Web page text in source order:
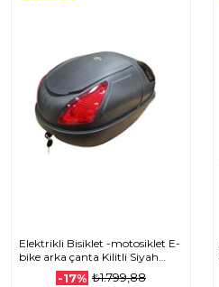
Elektrikli Bisiklet -motosiklet E-
bike arka çanta Kilitli Siyah
Kilitli e-bike port çanta 19 litre
-17% ₺1.799,88